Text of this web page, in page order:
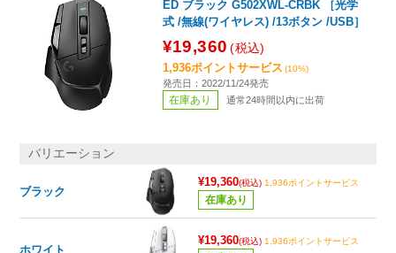
ED ブラック G502XWL-CRBK ［光学
式 /無線(ワイヤレス) /13ボタン /USB］
¥19,360 (税込)
1,936ポイントサービス (10%)
発売日：2022/11/24発売
在庫あり 通常24時間以内に出荷
バリエーション
ブラック
¥19,360(税込) 1,936ポイントサービス
在庫あり
ホワイト
¥19,360(税込) 1,936ポイントサービス